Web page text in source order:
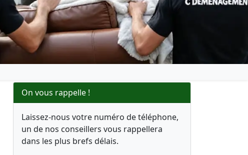
On vous rappelle !
Laissez-nous votre numéro de téléphone,
un de nos conseillers vous rappellera
dans les plus brefs délais.